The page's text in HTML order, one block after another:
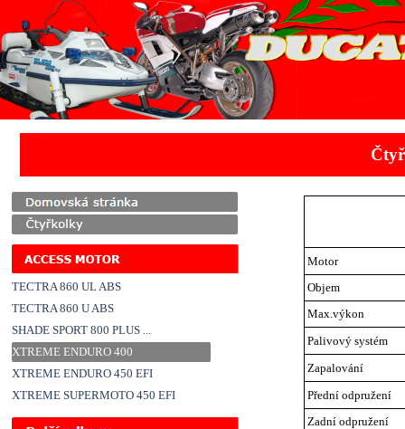
Přejít na obsah
Přeskočit menu
TECTRA 860 UL ABS
TECTRA 860 U ABS
SHADE SPORT 800 PLUS ...
XTREME ENDURO 400
XTREME ENDURO 450 EFI
XTREME SUPERMOTO 450 EFI
Motor
Objem
Max.výkon
Palivový systém
Zapalování
Přední odpružení
Zadní odpružení